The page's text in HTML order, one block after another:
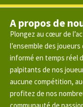
A propos de
Plongez au cœur de
l’ensemble des
informé en temps réel
palpitants de nos
aucune compétition,
profitez de nos